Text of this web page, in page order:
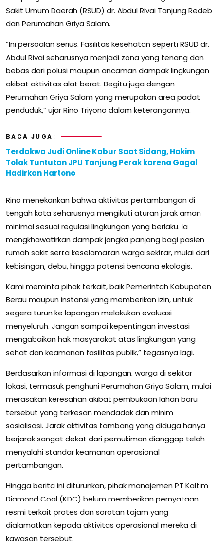
Sakit Umum Daerah (RSUD) dr. Abdul Rivai Tanjung Redeb
dan Perumahan Griya Salam.
“Ini persoalan serius. Fasilitas kesehatan seperti RSUD dr.
Abdul Rivai seharusnya menjadi zona yang tenang dan
bebas dari polusi maupun ancaman dampak lingkungan
akibat aktivitas alat berat. Begitu juga dengan
Perumahan Griya Salam yang merupakan area padat
penduduk,” ujar Rino Triyono dalam keterangannya.
BACA JUGA:
Terdakwa Judi Online Kabur Saat Sidang, Hakim
Tolak Tuntutan JPU Tanjung Perak karena Gagal
Hadirkan Hartono
Rino menekankan bahwa aktivitas pertambangan di
tengah kota seharusnya mengikuti aturan jarak aman
minimal sesuai regulasi lingkungan yang berlaku. Ia
mengkhawatirkan dampak jangka panjang bagi pasien
rumah sakit serta keselamatan warga sekitar, mulai dari
kebisingan, debu, hingga potensi bencana ekologis.
Kami meminta pihak terkait, baik Pemerintah Kabupaten
Berau maupun instansi yang memberikan izin, untuk
segera turun ke lapangan melakukan evaluasi
menyeluruh. Jangan sampai kepentingan investasi
mengabaikan hak masyarakat atas lingkungan yang
sehat dan keamanan fasilitas publik,” tegasnya lagi.
Berdasarkan informasi di lapangan, warga di sekitar
lokasi, termasuk penghuni Perumahan Griya Salam, mulai
merasakan keresahan akibat pembukaan lahan baru
tersebut yang terkesan mendadak dan minim
sosialisasi. Jarak aktivitas tambang yang diduga hanya
berjarak sangat dekat dari pemukiman dianggap telah
menyalahi standar keamanan operasional
pertambangan.
Hingga berita ini diturunkan, pihak manajemen PT Kaltim
Diamond Coal (KDC) belum memberikan pernyataan
resmi terkait protes dan sorotan tajam yang
dialamatkan kepada aktivitas operasional mereka di
kawasan tersebut.